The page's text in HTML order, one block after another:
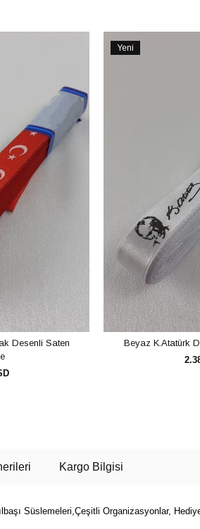
Desenli Saten
Yeni
Beyaz K.Atatürk
Kargo Bilgisi
Süslemeleri,Çeşitli Organizasyonlar,